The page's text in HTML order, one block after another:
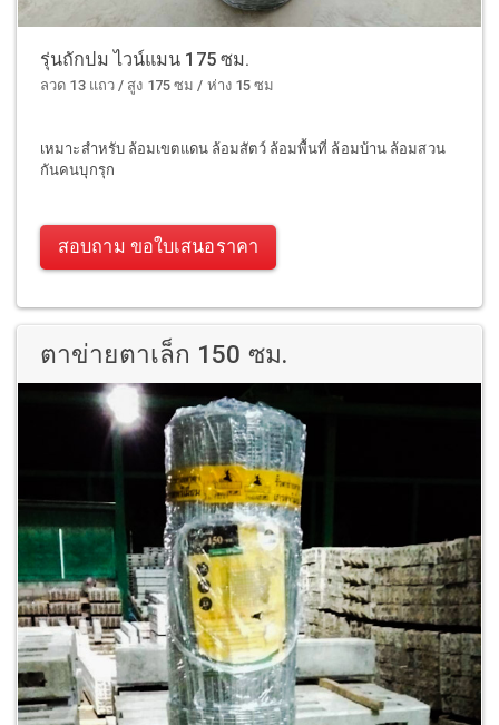
รุ่นถักปม ไวน์แมน 175 ซม.
ลวด 13 แถว / สูง 175 ซม / ห่าง 15 ซม
เหมาะสำหรับ ล้อมเขตแดน ล้อมสัตว์ ล้อมพื้นที่ ล้อมบ้าน ล้อมสวน
กันคนบุกรุก
สอบถาม ขอใบเสนอราคา
ตาข่ายตาเล็ก 150 ซม.